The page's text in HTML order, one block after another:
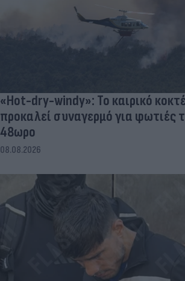
«Hot-dry-windy»: Το καιρικό
προκαλεί συναγερμό για φωτιές
48ωρο
08.08.2026